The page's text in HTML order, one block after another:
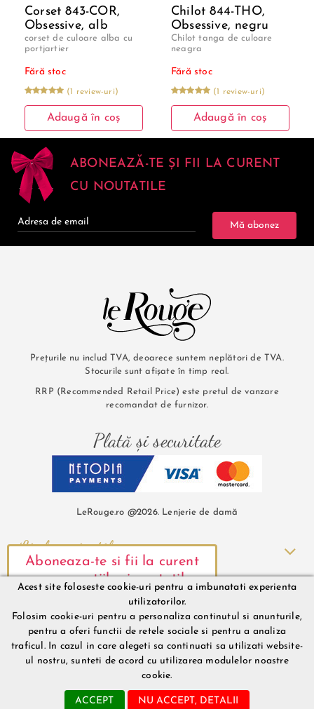
Corset 843-COR,
Obsessive, alb
corset de culoare alba cu
portjartier
Fără stoc
(1 review-uri)
Adaugă în coș
Chilot 844-THO,
Obsessive, negru
Chilot tanga de culoare
neagra
Fără stoc
(1 review-uri)
Adaugă în coș
ABONEAZĂ-TE ȘI FII LA CURENT
CU NOUTATILE
Mă abonez
Prețurile nu includ TVA, deoarece suntem neplători de TVA.
Stocurile sunt afișate în timp real.
RRP (Recommended Retail Price) este pretul de vanzare
recomandat de furnizor.
Plată și securitate
LeRouge.ro @2026. Lenjerie de damă
Link-uri utile
Comenzi și Livrare
Informații contact
Acest site foloseste cookie-uri pentru a imbunatati experienta
utilizatorilor.
Folosim cookie-uri pentru a personaliza continutul si anunturile,
pentru a oferi functii de retele sociale si pentru a analiza
traficul. In cazul in care alegeti sa continuati sa utilizati website-
ul nostru, sunteti de acord cu utilizarea modulelor noastre
cookie.
ACCEPT NU ACCEPT, DETALII
Aboneaza-te si fii la curent
cu promotiile si noutatile
noastre.
Mă abonez
sunt abonat, inchide